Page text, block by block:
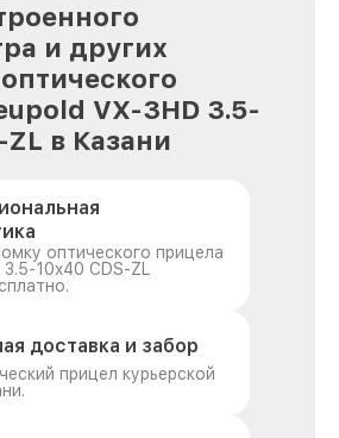
и других
VX-3HD 3.5-
в Казани
оптического прицела
3.5-10x40 CDS-ZL
доставка и забор
прицел курьерской